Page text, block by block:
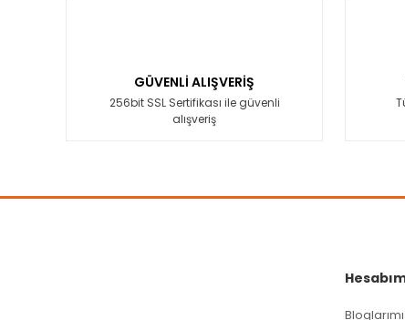
GÜVENLİ ALIŞVERİŞ
256bit SSL Sertifikası ile güvenli
alışveriş